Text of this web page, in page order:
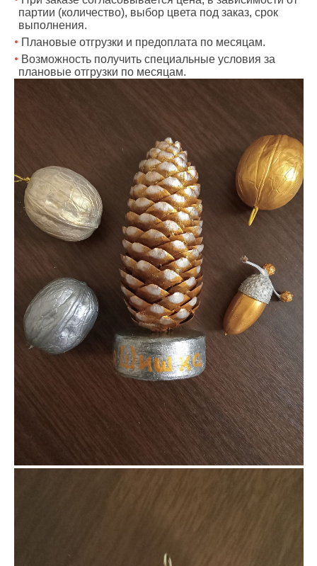
партии (количество), выбор цвета под заказ, срок
выполнения.
Плановые отгрузки и предоплата по месяцам.
Возможность получить специальные условия за
плановые отгрузки по месяцам.